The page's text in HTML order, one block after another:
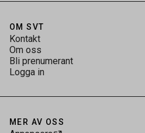
OM SVT
Kontakt
Om oss
Bli prenumerant
Logga in
MER AV OSS